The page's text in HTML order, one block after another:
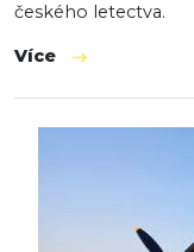
českého letectva.
Více